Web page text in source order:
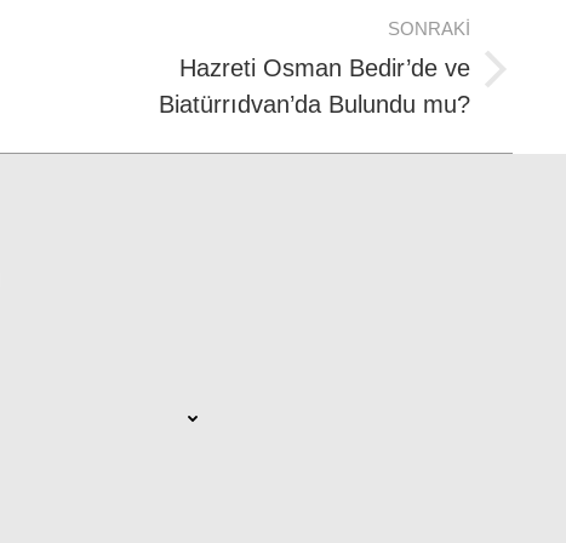
SONRAKI
Hazreti Osman Bedir’de ve
Biatürrıdvan’da Bulundu mu?